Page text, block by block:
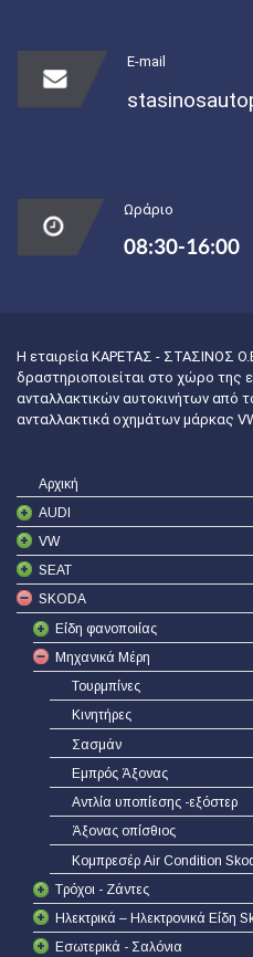
E-mail
Ωράριο
08:30-16:00
Η εταιρεία ΚΑΡΕΤΑΣ - ΣΤΑΣΙΝΟΣ
δραστηριοποιείται στο χώρο της
ανταλλακτικών αυτοκινήτων από
ανταλλακτικά οχημάτων μάρκας
Αρχική
AUDI
VW
SEAT
SKODA
Είδη φανοποιίας
Μηχανικά Μέρη
Τουρμπίνες
Κινητήρες
Σασμάν
Εμπρός Άξονας
Αντλία υποπίεσης -εξόστερ
Άξονας οπίσθιος
Κομπρεσέρ Air Condition
Τρόχοι - Ζάντες
Ηλεκτρικά – Ηλεκτρονικά Είδη
Εσωτερικά - Σαλόνια